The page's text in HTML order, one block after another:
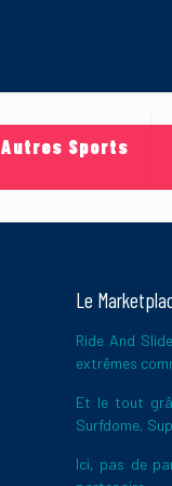
Autres Sports
Le
Ride And
extrêmes
Et le tout
Surfdome,
Ici, pas de